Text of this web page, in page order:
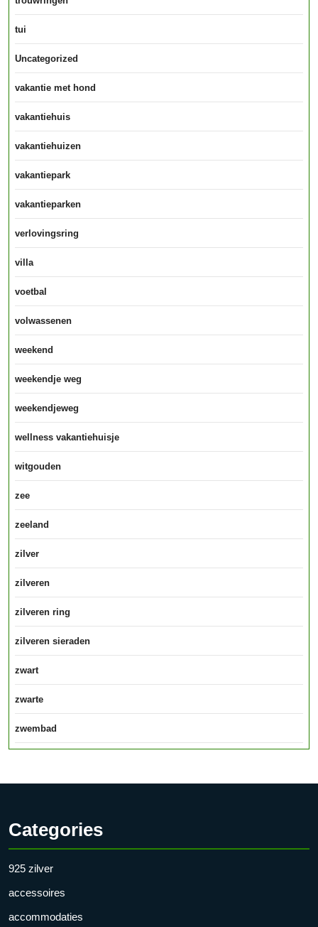
tui
Uncategorized
vakantie met hond
vakantiehuis
vakantiehuizen
vakantiepark
vakantieparken
verlovingsring
villa
voetbal
volwassenen
weekend
weekendje weg
weekendjeweg
wellness vakantiehuisje
witgouden
zee
zeeland
zilver
zilveren
zilveren ring
zilveren sieraden
zwart
zwarte
zwembad
Categories
925 zilver
accessoires
accommodaties